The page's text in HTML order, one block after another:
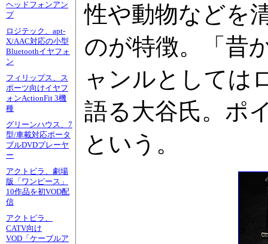
ヘッドフォンアン
プ
ロジテック、apt-
X/AAC対応の小型
Bluetoothイヤフォ
ン
フィリップス、ス
ポーツ向けイヤフ
ォンActionFit 3機
種
グリーンハウス、7
型/車載対応ポータ
ブルDVDプレーヤ
ー
アクトビラ、劇場
版「ワンピース」
10作品を初VOD配
信
アクトビラ、
CATV向け
VOD「ケーブルア
性や動物などを
のが特徴。「昔
ャンルとしては
語る大谷氏。ポ
という。